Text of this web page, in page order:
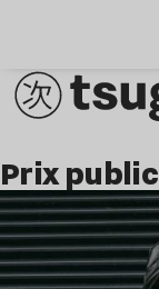
prix public